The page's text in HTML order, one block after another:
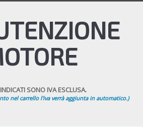
SONO IVA ESCLUSA.
nel carrello l'iva verrà aggiunta in automatico.)